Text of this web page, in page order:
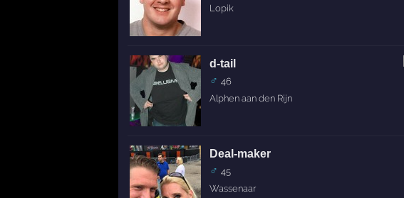
Lopik
d-tail
♂ 46
Alphen aan den Rijn
Deal-maker
♂ 45
Wassenaar